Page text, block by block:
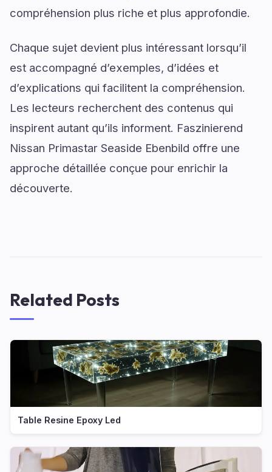
compréhension plus riche et plus approfondie.
Chaque sujet devient plus intéressant lorsqu’il
est accompagné d’exemples, d’idées et
d’explications qui facilitent la compréhension.
Les lecteurs recherchent des contenus qui
inspirent autant qu’ils informent. Faszinierend
Nissan Primastar Seaside Ebenbild offre une
approche détaillée conçue pour enrichir la
découverte.
Related Posts
Table Resine Epoxy Led